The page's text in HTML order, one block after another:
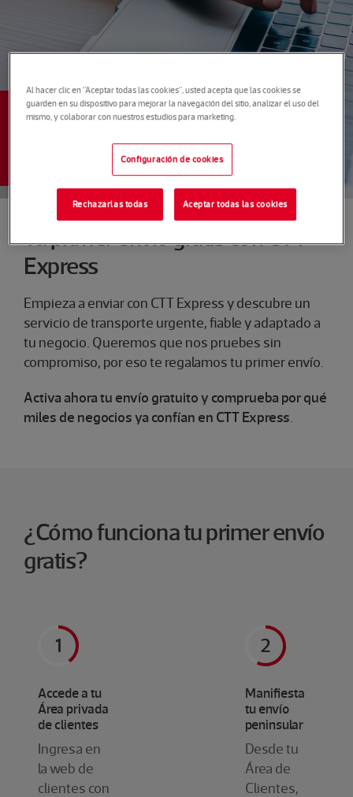
CTT EXPRESS
Primer envío gratis
Tu primer envío gratis con CTT
Express
Empieza a enviar con CTT Express y descubre un
servicio de transporte urgente, fiable y adaptado a
tu negocio. Queremos que nos pruebes sin
compromiso, por eso te regalamos tu primer envío.
Activa ahora tu envío gratuito y comprueba por qué
miles de negocios ya confían en CTT Express
¿Cómo funciona tu primer envío
gratis?
Accede a tu
Área privada
de clientes
Ingresa en
la web de
clientes con
Manifiesta
tu envío
peninsular
Desde tu
Área de
Clientes,
Al hacer clic en “Aceptar todas las cookies”, usted acepta que las cookies se
guarden en su dispositivo para mejorar la navegación del sitio, analizar el uso del
mismo, y colaborar con nuestros estudios para marketing.
Configuración de cookies
Rechazarlas todas Aceptar todas las cookies